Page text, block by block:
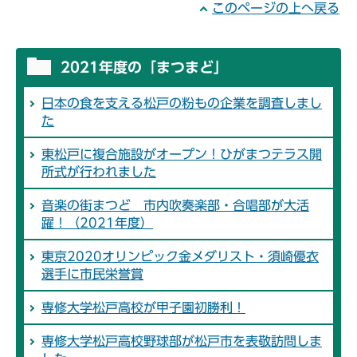
このページの上へ戻る
2021年度の「まつまど」
日本の食を支える松戸の粉もの企業を調査しまし
た
東松戸に複合施設がオープン！ひがまつテラス開
所式が行われました
音楽の街まつど 市内吹奏楽部・合唱部が大活
躍！（2021年度）
東京2020オリンピック金メダリスト・須崎優衣
選手に市民栄誉賞
専修大学松戸高校が甲子園初勝利！
専修大学松戸高校野球部が松戸市を表敬訪問しま